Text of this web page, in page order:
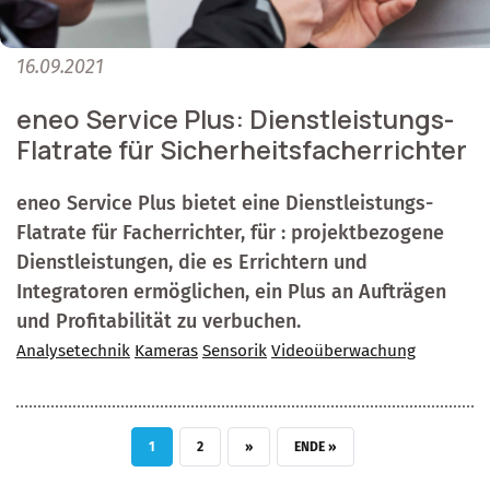
16.09.2021
eneo Service Plus: Dienstleistungs-
Flatrate für Sicherheitsfacherrichter
eneo Service Plus bietet eine Dienstleistungs-
Flatrate für Facherrichter, für : projektbezogene
Dienstleistungen, die es Errichtern und
Integratoren ermöglichen, ein Plus an Aufträgen
und Profitabilität zu verbuchen.
Analysetechnik Kameras Sensorik Videoüberwachung
AKTUELLE SEITE
1 SEITE
2 NÄCHSTE SEITE
›› LETZTE SEITE
ENDE »